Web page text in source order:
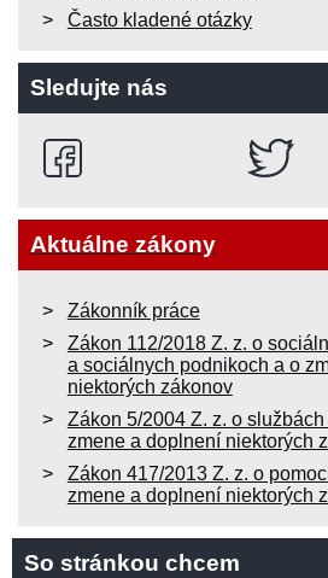
Často kladené otázky
Sledujte nás
Aktuálne zákony
Zákonník práce
Zákon 112/2018 Z. z. o
a sociálnych podnikoch a o
niektorých zákonov
Zákon 5/2004 Z. z. o
zmene a doplnení niektorých
Zákon 417/2013 Z. z. o
zmene a doplnení niektorých
So stránkou chcem